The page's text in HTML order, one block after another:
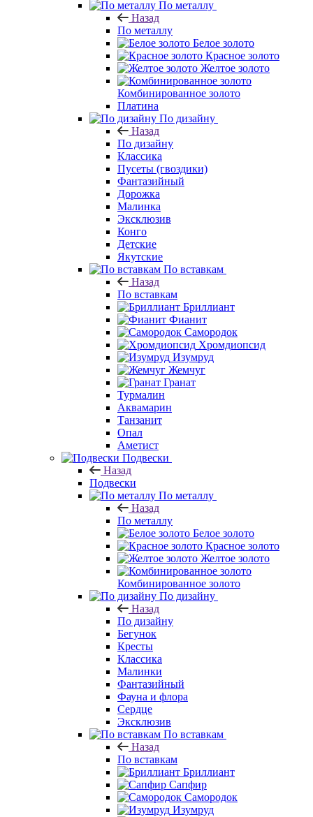
По металлу
Назад
По металлу
Белое золото
Красное золото
Желтое золото
Комбинированное золото
Платина
По дизайну
Назад
По дизайну
Классика
Пусеты (гвоздики)
Фантазийный
Дорожка
Малинка
Эксклюзив
Конго
Детские
Якутские
По вставкам
Назад
По вставкам
Бриллиант
Фианит
Самородок
Хромдиопсид
Изумруд
Жемчуг
Гранат
Турмалин
Аквамарин
Танзанит
Опал
Аметист
Подвески
Назад
Подвески
По металлу
Назад
По металлу
Белое золото
Красное золото
Желтое золото
Комбинированное золото
По дизайну
Назад
По дизайну
Бегунок
Кресты
Классика
Малинки
Фантазийный
Фауна и флора
Сердце
Эксклюзив
По вставкам
Назад
По вставкам
Бриллиант
Сапфир
Самородок
Изумруд